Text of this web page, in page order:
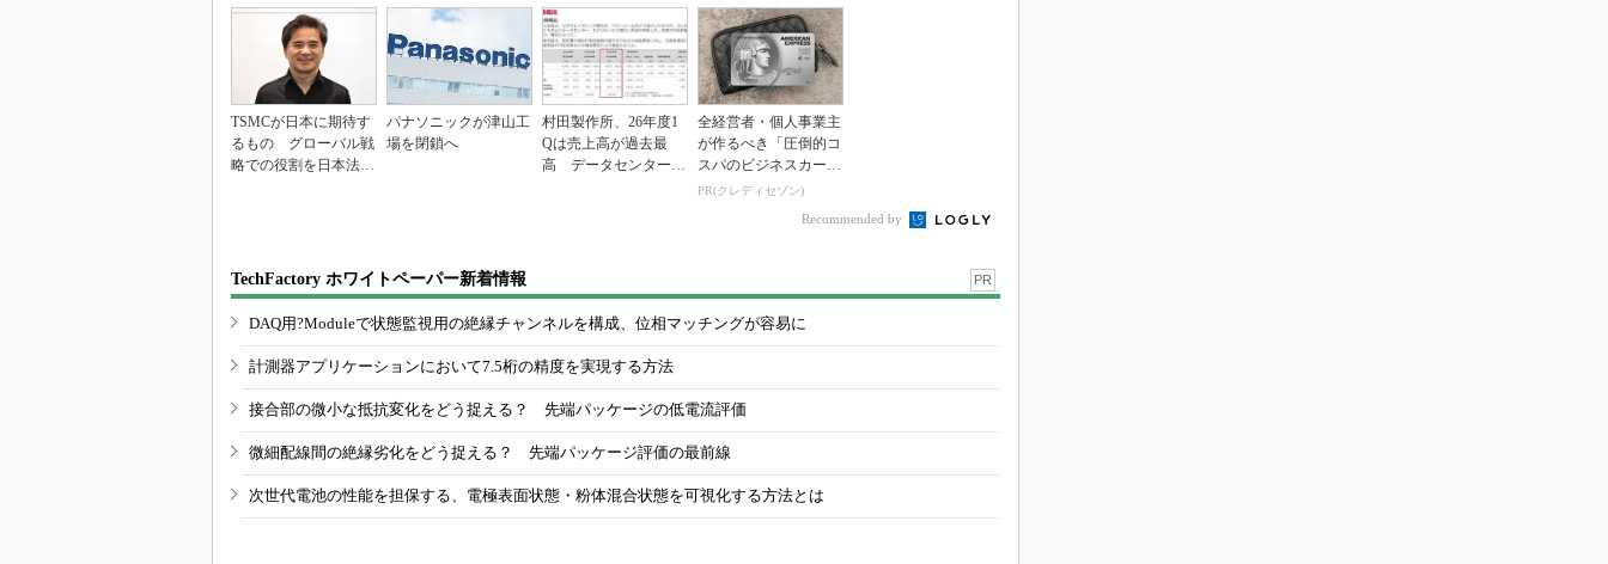
TSMCが日本に期待す
るもの グローバル戦
略での役割を日本法人
パナソニックが津山工
場を閉鎖へ
村田製作所、26年度1
Qは売上高が過去最
高 データセンター関
全経営者・個人事業主
が作るべき「圧倒的コ
スパのビジネスカー
ド」
PR(クレディセゾン)
Recommended by
TechFactory ホワイトペーパー新着情報 PR
DAQ用?Moduleで状態監視用の絶縁チャンネルを構成、位相マッチングが容易に
計測器アプリケーションにおいて7.5桁の精度を実現する方法
接合部の微小な抵抗変化をどう捉える？ 先端パッケージの低電流評価
微細配線間の絶縁劣化をどう捉える？ 先端パッケージ評価の最前線
次世代電池の性能を担保する、電極表面状態・粉体混合状態を可視化する方法とは